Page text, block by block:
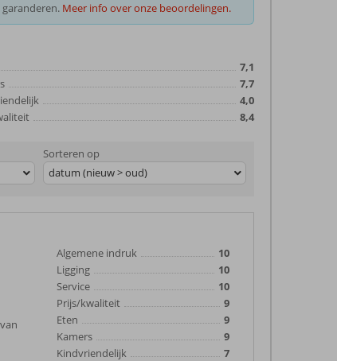
Meer info over onze beoordelingen.
7,1
7,7
4,0
8,4
Sorteren op
datum (nieuw > oud)
Algemene indruk
10
Ligging
10
Service
10
Prijs/kwaliteit
9
Eten
9
Kamers
9
Kindvriendelijk
7